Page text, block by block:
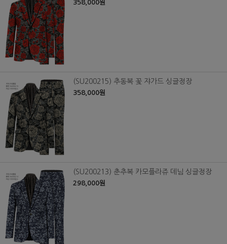
358,000원
(SU200215) 추동복 꽃 쟈가드 싱글정장
358,000원
(SU200213) 춘추복 카모플라쥬 데님 싱글정장
298,000원